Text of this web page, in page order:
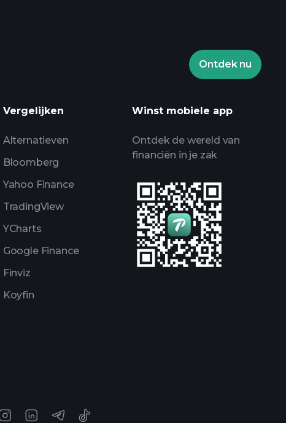
Ontdek nu
Vergelijken
Alternatieven
Bloomberg
Yahoo Finance
TradingView
YCharts
Google Finance
Finviz
Koyfin
Winst mobiele app
Ontdek de wereld van
financiën in je zak